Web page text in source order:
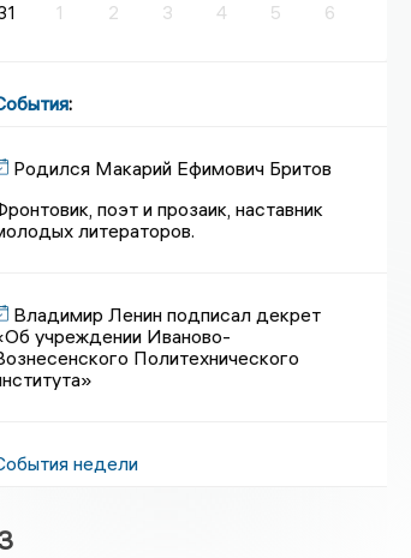
1 2 3 4 5 6
:
Родился Макарий Ефимович Бритов
поэт и прозаик, наставник
литераторов.
Владимир Ленин подписал декрет
учреждении Иваново-
Политехнического
недели